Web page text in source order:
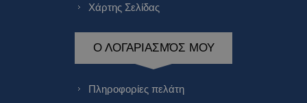
Χάρτης Σελίδας
Ο ΛΟΓΑΡΙΑΣΜΌΣ ΜΟΥ
Πληροφορίες πελάτη